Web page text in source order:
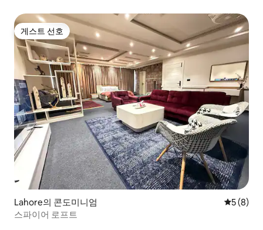
게스트 선호
게스트 선호
Lahore의 콘도미니엄 평점 5점
5 (8)
스파이어 로프트